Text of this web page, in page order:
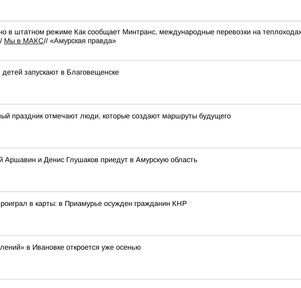
в штатном режиме Как сообщает Минтранс, международные перевозки на
/ Мы в МАКС// «Амурская правда»
запускают в Благовещенске
праздник отмечают люди, которые создают маршруты будущего
Аршавин и Денис Глушаков приедут в Амурскую область
в карты: в Приамурье осужден гражданин КНР
в Ивановке откроется уже осенью